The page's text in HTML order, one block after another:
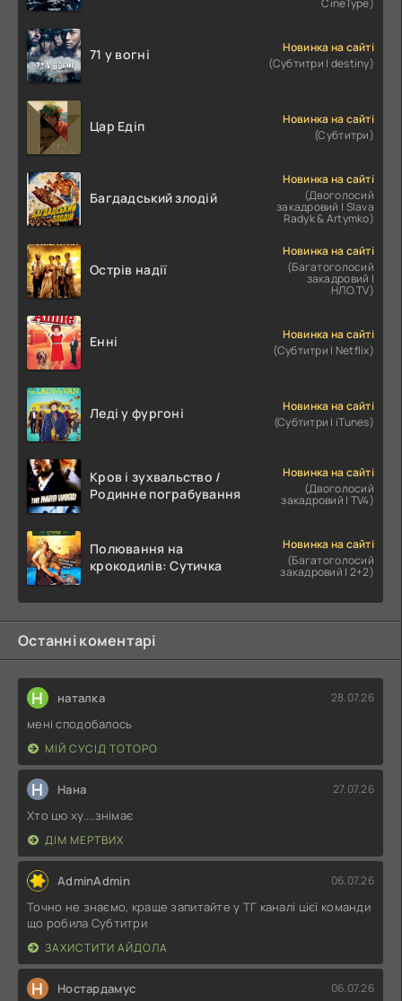
CineType)
71 у вогні
Новинка на сайті
(Субтитри | destiny)
Цар Едіп
Новинка на сайті
(Субтитри)
Багдадський злодій
Новинка на сайті
(Двоголосий
закадровий | Slava
Radyk & Artymko)
Острів надії
Новинка на сайті
(Багатоголосий
закадровий |
НЛО.TV)
Енні
Новинка на сайті
(Субтитри | Netflix)
Леді у фургоні
Новинка на сайті
(Субтитри | iTunes)
Кров і зухвальство /
Родинне пограбування
Новинка на сайті
(Двоголосий
закадровий | TV4)
Полювання на
крокодилів: Сутичка
Новинка на сайті
(Багатоголосий
закадровий | 2+2)
Останні коментарі
Н наталка 28.07.26
мені сподобалось
МІЙ СУСІД ТОТОРО
Н Нана 27.07.26
Хто цю ху....знімає
ДІМ МЕРТВИХ
AdminAdmin 06.07.26
Точно не знаємо, краще запитайте у ТГ каналі цієї команди
що робила Субтитри
ЗАХИСТИТИ АЙДОЛА
Н Ностардамус 06.07.26